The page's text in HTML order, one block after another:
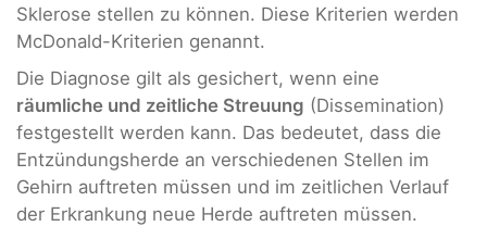
Sklerose stellen zu können. Diese Kriterien werden
McDonald-Kriterien genannt.
Die Diagnose gilt als gesichert, wenn eine
räumliche und zeitliche Streuung (Dissemination)
festgestellt werden kann. Das bedeutet, dass die
Entzündungsherde an verschiedenen Stellen im
Gehirn auftreten müssen und im zeitlichen Verlauf
der Erkrankung neue Herde auftreten müssen.